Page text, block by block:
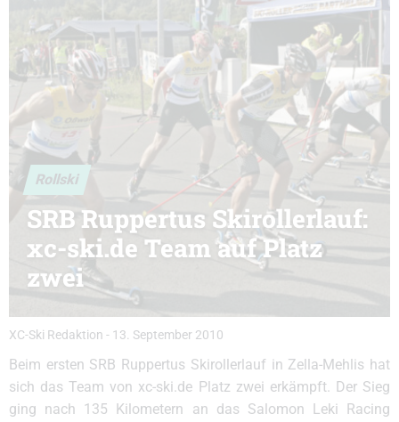
Rollski
SRB Ruppertus Skirollerlauf:
xc-ski.de Team auf Platz
zwei
XC-Ski Redaktion - 13. September 2010
Beim ersten SRB Ruppertus Skirollerlauf in Zella-Mehlis hat
sich das Team von xc-ski.de Platz zwei erkämpft. Der Sieg
ging nach 135 Kilometern an das Salomon Leki Racing